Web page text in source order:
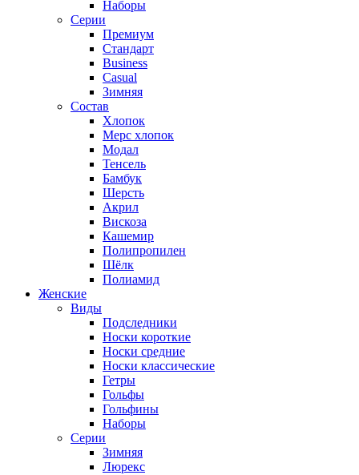
Наборы
Серии
Премиум
Стандарт
Business
Casual
Зимняя
Состав
Хлопок
Мерс хлопок
Модал
Тенсель
Бамбук
Шерсть
Акрил
Вискоза
Кашемир
Полипропилен
Шёлк
Полиамид
Женские
Виды
Подследники
Носки короткие
Носки средние
Носки классические
Гетры
Гольфы
Гольфины
Наборы
Серии
Зимняя
Люрекс